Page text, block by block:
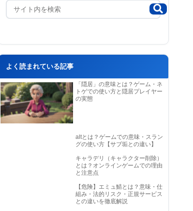
よく読まれている記事
「隠居」の意味とは？ゲーム・ネ
トゲでの使い方と隠居プレイヤー
の実態
altとは？ゲームでの意味・スラン
グの使い方【サブ垢との違い】
キャラデリ（キャラクター削除）
とは？オンラインゲームでの理由
と注意点
【危険】エミュ鯖とは？意味・仕
組み・法的リスク・正規サービス
との違いを徹底解説